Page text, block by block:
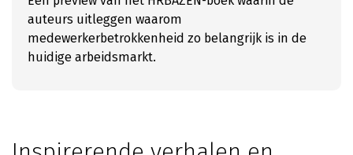
auteurs uitleggen waarom
medewerkerbetrokkenheid zo belangrijk is in de
huidige arbeidsmarkt.